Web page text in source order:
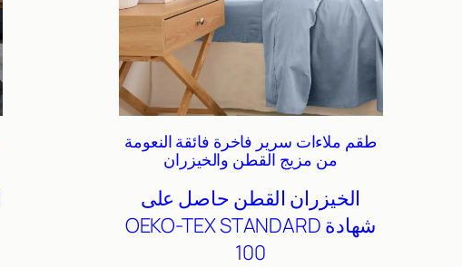
طقم ملاءات سرير فاخرة فائقة النعومة
من مزيج القطن والخيزران
الخيزران القطن حاصل على
شهادة OEKO-TEX STANDARD
100